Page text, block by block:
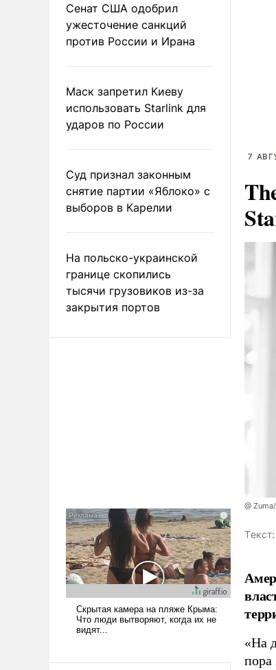
Сенат США одобрил
ужесточение санкций
против России и Ирана
Маск запретил Киеву
использовать Starlink для
ударов по России
Суд признал законным
снятие партии «Яблоко» с
выборов в Карелии
На польско-украинской
границе скопились
тысячи грузовиков из-за
закрытия портов
7
@
Tекст:
«На
пора